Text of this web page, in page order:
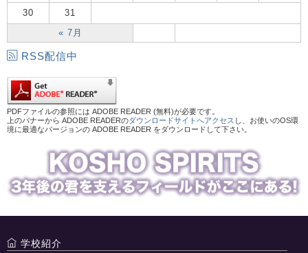
« 7月
30 31
RSS配信中
PDFファイルの参照には ADOBE READER (無料)が必要です。
上のバナーから ADOBE READERのダウンロードサイトへアクセス し、お使いのOS環
境に最適なバージョンの ADOBE READER をダウンロードして下さい。
学校紹介